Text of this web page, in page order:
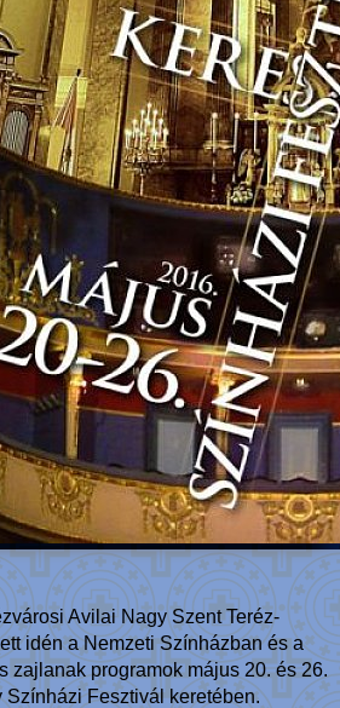
Avilai Nagy Szent Teréz-
idén a Nemzeti Színházban és a
zajlanak programok május 20. és 26.
Színházi Fesztivál keretében.